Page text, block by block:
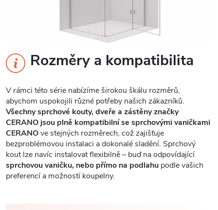
Rozměry a kompatibilita
V rámci této série nabízíme širokou škálu rozměrů,
abychom uspokojili různé potřeby našich zákazníků.
Všechny sprchové kouty, dveře a zástěny značky
CERANO jsou plně kompatibilní se sprchovými vaničkami
CERANOve stejných rozměrech, což zajišťuje
bezproblémovou instalaci a dokonalé sladění. Sprchový
kout lze navíc instalovat flexibilně – buď na odpovídající
sprchovou vaničku, nebo přímo na podlahu podle vašich
preferencí a možností koupelny.